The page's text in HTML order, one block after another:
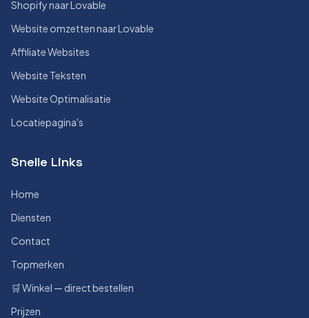
Shopify naar Lovable
Website omzetten naar Lovable
Affiliate Websites
Website Teksten
Website Optimalisatie
Locatiepagina's
Snelle Links
Home
Diensten
Contact
Topmerken
🛒 Winkel — direct bestellen
Prijzen